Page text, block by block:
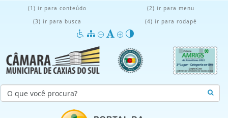
(1) ir para conteúdo
(2) ir para menu
(3) ir para busca
(4) ir para rodapé